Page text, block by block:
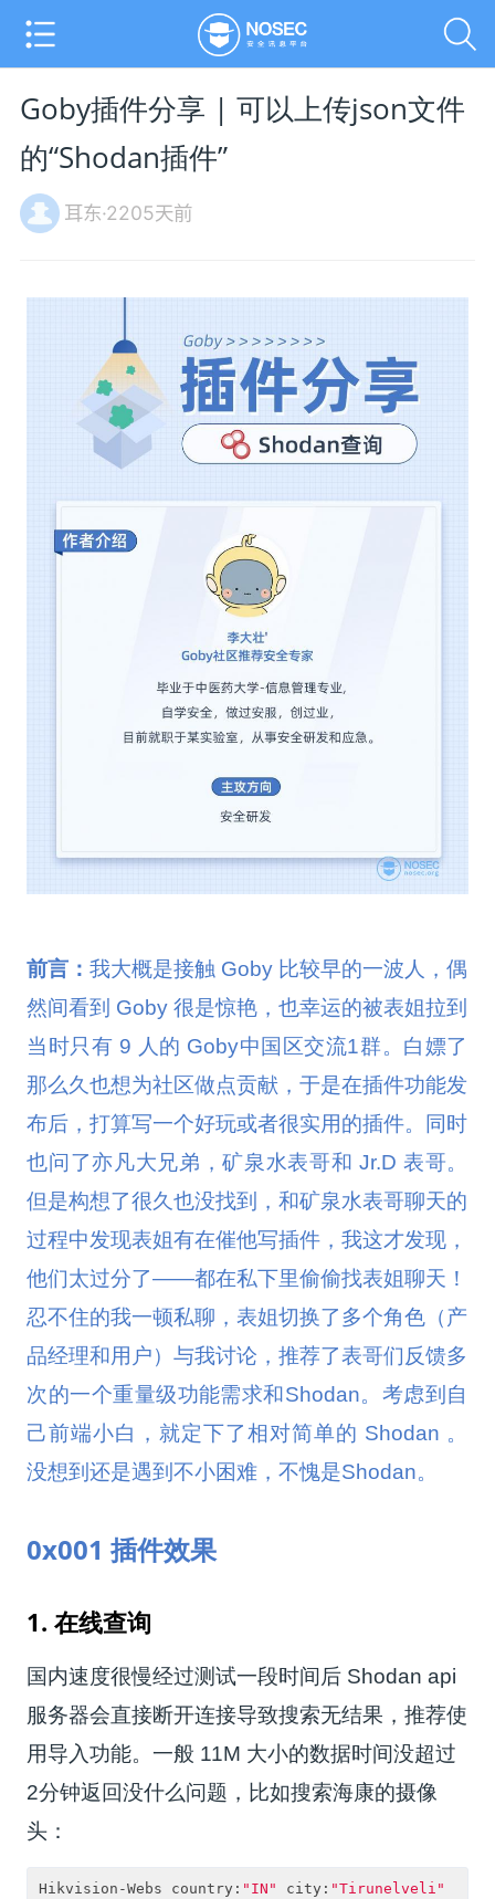
Goby插件分享 | 可以上传json文件
的“Shodan插件”
耳东·2205天前
前言：我大概是接触 Goby 比较早的一波人，偶
然间看到 Goby 很是惊艳，也幸运的被表姐拉到
当时只有 9 人的 Goby中国区交流1群。白嫖了
那么久也想为社区做点贡献，于是在插件功能发
布后，打算写一个好玩或者很实用的插件。
同时
也问了亦凡大兄弟，矿泉水表哥和 Jr.D 表哥。
但是构想了很久也没找到，和矿泉水表哥聊天的
过程中发现表姐有在催他写插件，我这才发现，
他们太过分了——都在私下里偷偷找表姐聊天！
忍不住的我一顿私聊，表姐切换了多个角色（产
品经理和用户）与我讨论，推荐了表哥们反馈多
次的一个重量级功能需求和Shodan。考虑到自
己前端小白，就定下了相对简单的 Shodan 。
没想到还是遇到不小困难，不愧是Shodan。
0x001 插件效果
1. 在线查询
国内速度很慢经过测试一段时间后 Shodan api
服务器会直接断开连接导致搜索无结果，推荐使
用导入功能。一般 11M 大小的数据时间没超过
2分钟返回没什么问题，比如搜索海康的摄像
头：
Hikvision-Webs country: "IN" city: "Tirunelveli"